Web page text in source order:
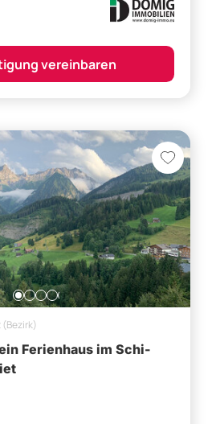
vereinbaren
(Bezirk)
Ferienhaus im Schi-